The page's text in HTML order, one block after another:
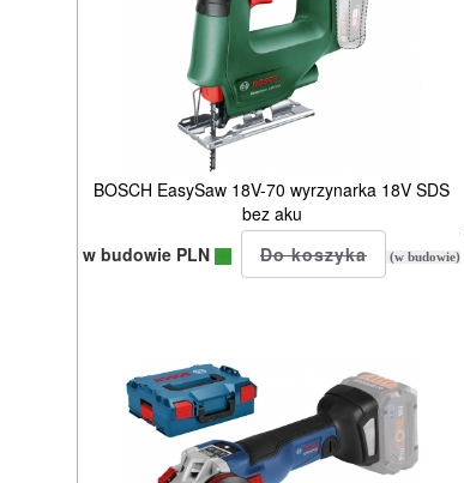
BOSCH EasySaw 18V-70 wyrzynarka 18V SDS
bez aku
w budowie PLN
(w budowie)